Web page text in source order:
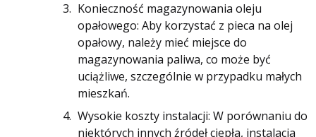
Konieczność magazynowania oleju
opałowego: Aby korzystać z pieca na olej
opałowy, należy mieć miejsce do
magazynowania paliwa, co może być
uciążliwe, szczególnie w przypadku małych
mieszkań.
Wysokie koszty instalacji: W porównaniu do
niektórych innych źródeł ciepła, instalacja